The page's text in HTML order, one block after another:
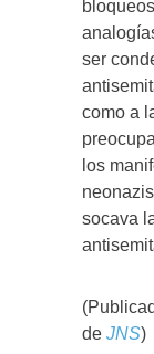
ser
como a
los
socava
de JNS)